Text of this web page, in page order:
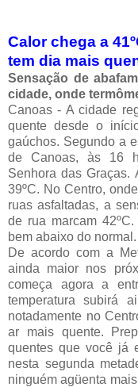
Calor chega a
tem dia mais
Sensação de
cidade, onde
Canoas - A cidade
quente desde o
gaúchos. Segundo a
de Canoas, às 16
Senhora das
39ºC. No Centro,
ruas asfaltadas, a
de rua marcam
bem abaixo do normal.
De acordo com a
ainda maior nos
começa agora a
temperatura subirá
notadamente no
ar mais quente.
quentes que você já
nesta segunda
ninguém agüenta